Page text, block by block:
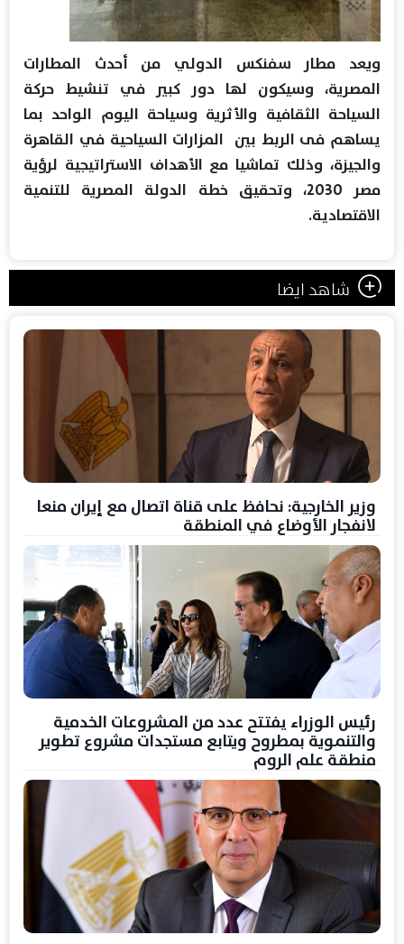
ويعد مطار سفنكس الدولي من أحدث المطارات
المصرية، وسيكون لها دور كبير في تنشيط حركة
السياحة الثقافية والأثرية وسياحة اليوم الواحد بما
يساهم فى الربط بين المزارات السياحية في القاهرة
والجيزة، وذلك تماشيا مع الأهداف الاستراتيجية لرؤية
مصر 2030، وتحقيق خطة الدولة المصرية للتنمية
الاقتصادية.
شاهد ايضا
وزير الخارجية: نحافظ على قناة اتصال مع إيران منعا
لانفجار الأوضاع في المنطقة
رئيس الوزراء يفتتح عدد من المشروعات الخدمية
والتنموية بمطروح ويتابع مستجدات مشروع تطوير
منطقة علم الروم